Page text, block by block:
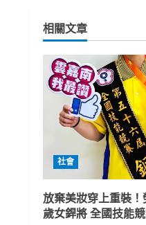
i
n
u
R
e
a
相關文章
社會
放棄美妝穿上重裝
歲女銲將 全國技能